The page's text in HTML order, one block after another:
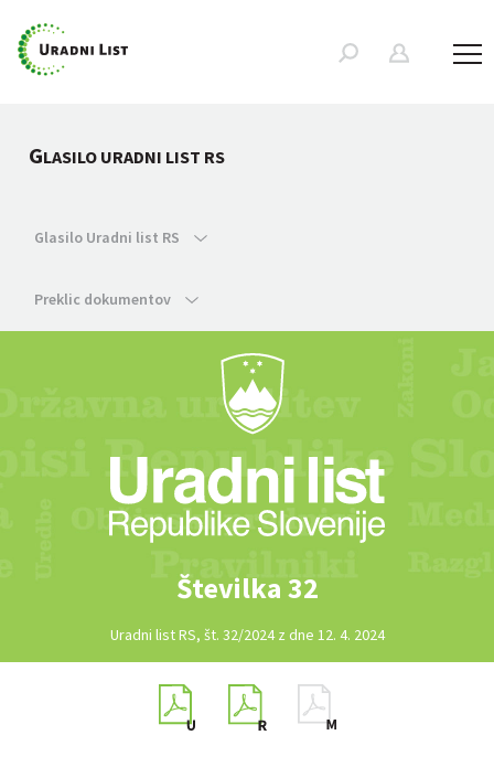
GLASILO URADNI LIST RS
Glasilo Uradni list RS
Preklic dokumentov
Številka 32
Uradni list RS, št. 32/2024 z dne 12. 4. 2024